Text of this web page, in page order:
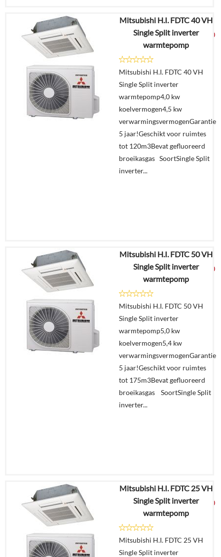
€3.892,57
€2.049,00
aanvragen?
winkelmand
Mitsubishi H.I. FDTC 40 VH
Single Split inverter
warmtepomp
Mitsubishi H.I. FDTC 40 VH
Single Split inverter
warmtepomp4,0 kw
koelvermogen4,5 kw
verwarmingsvermogenGarantie
5 jaar!Geschikt voor ruimtes
tot 120m3Bevat gefluoreerd
broeikasgas SoortSingle Split
inverter...
€5.265,92
€2.769,00
aanvragen?
winkelmand
Mitsubishi H.I. FDTC 50 VH
Single Split inverter
warmtepomp
Mitsubishi H.I. FDTC 50 VH
Single Split inverter
warmtepomp5,0 kw
koelvermogen5,4 kw
verwarmingsvermogenGarantie
5 jaar!Geschikt voor ruimtes
tot 175m3Bevat gefluoreerd
broeikasgas SoortSingle Split
inverter...
€5.861,24
€3.079,00
Mitsubishi H.I. FDTC 25 VH
Single Split inverter
warmtepomp
Mitsubishi H.I. FDTC 25 VH
Single Split inverter